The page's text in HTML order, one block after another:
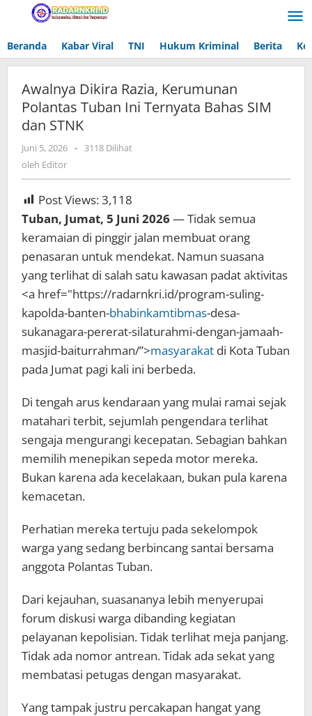
Lewati
Beranda Kabar Viral TNI Hukum Kriminal Berita
Awalnya Dikira Razia, Kerumunan
Polantas Tuban Ini Ternyata Bahas SIM
dan STNK
Juni 5, 2026 oleh
- 3118 Dilihat
oleh Editor
Post Views:3,118
Tuban, Jumat, 5 Juni 2026— Tidak semua
keramaian di pinggir jalan membuat orang
penasaran untuk mendekat. Namun suasana
yang terlihat di salah satu kawasan padat aktivitas
<a href="https://radarnkri.id/program-suling-
kapolda-banten-bhabinkamtibmas-desa-
sukanagara-pererat-silaturahmi-dengan-jamaah-
masjid-baiturrahman/”>masyarakat di Kota Tuban
pada Jumat pagi kali ini berbeda.
Di tengah arus kendaraan yang mulai ramai sejak
matahari terbit, sejumlah pengendara terlihat
sengaja mengurangi kecepatan. Sebagian bahkan
memilih menepikan sepeda motor mereka.
Bukan karena ada kecelakaan, bukan pula karena
kemacetan.
Perhatian mereka tertuju pada sekelompok
warga yang sedang berbincang santai bersama
anggota Polantas Tuban.
Dari kejauhan, suasananya lebih menyerupai
forum diskusi warga dibanding kegiatan
pelayanan kepolisian. Tidak terlihat meja panjang.
Tidak ada nomor antrean. Tidak ada sekat yang
membatasi petugas dengan masyarakat.
Yang tampak justru percakapan hangat yang